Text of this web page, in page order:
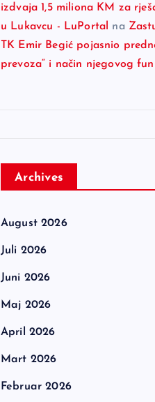
izdvaja 1,5 miliona KM za
u Lukavcu - LuPortal
na
TK Emir Begić pojasnio
prevoza“ i način njegovog
Archives
August 2026
Juli 2026
Juni 2026
Maj 2026
April 2026
Mart 2026
Februar 2026